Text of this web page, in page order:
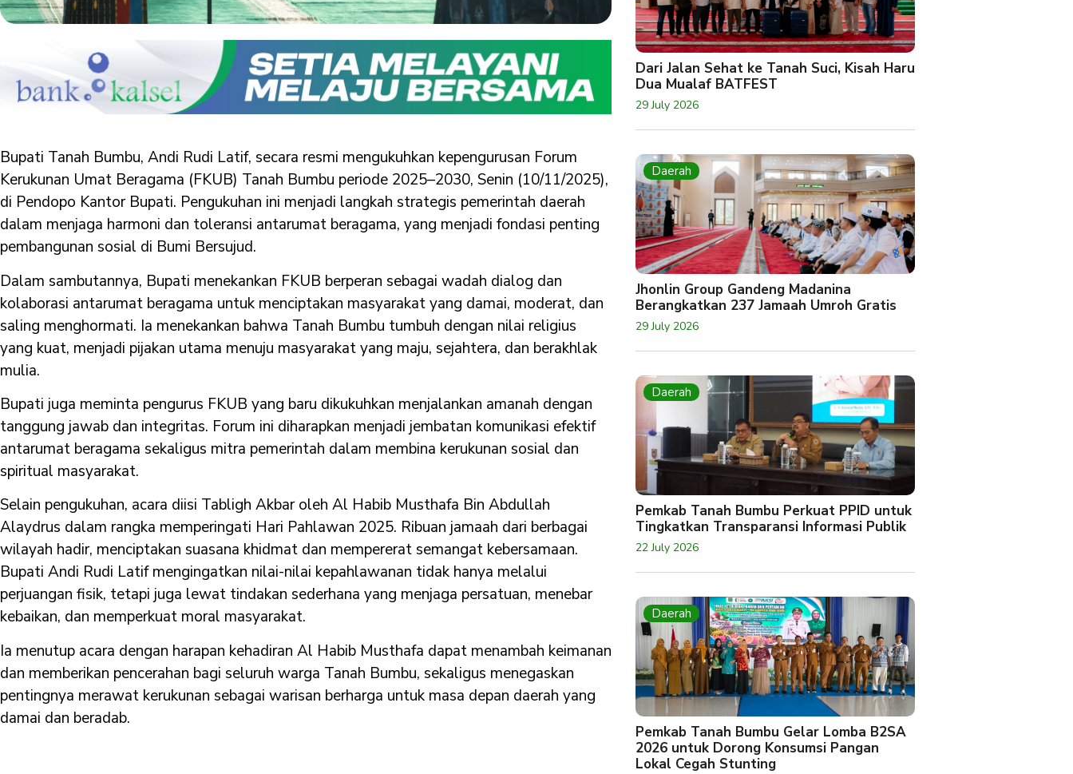
Bupati Tanah Bumbu, Andi Rudi Latif, secara resmi mengukuhkan kepengurusan Forum
Kerukunan Umat Beragama (FKUB) Tanah Bumbu periode 2025–2030, Senin (10/11/2025),
di Pendopo Kantor Bupati. Pengukuhan ini menjadi langkah strategis pemerintah daerah
dalam menjaga harmoni dan toleransi antarumat beragama, yang menjadi fondasi penting
pembangunan sosial di Bumi Bersujud.
Dalam sambutannya, Bupati menekankan FKUB berperan sebagai wadah dialog dan
kolaborasi antarumat beragama untuk menciptakan masyarakat yang damai, moderat, dan
saling menghormati. Ia menekankan bahwa Tanah Bumbu tumbuh dengan nilai religius
yang kuat, menjadi pijakan utama menuju masyarakat yang maju, sejahtera, dan berakhlak
mulia.
Bupati juga meminta pengurus FKUB yang baru dikukuhkan menjalankan amanah dengan
tanggung jawab dan integritas. Forum ini diharapkan menjadi jembatan komunikasi efektif
antarumat beragama sekaligus mitra pemerintah dalam membina kerukunan sosial dan
spiritual masyarakat.
Selain pengukuhan, acara diisi Tabligh Akbar oleh Al Habib Musthafa Bin Abdullah
Alaydrus dalam rangka memperingati Hari Pahlawan 2025. Ribuan jamaah dari berbagai
wilayah hadir, menciptakan suasana khidmat dan mempererat semangat kebersamaan.
Bupati Andi Rudi Latif mengingatkan nilai-nilai kepahlawanan tidak hanya melalui
perjuangan fisik, tetapi juga lewat tindakan sederhana yang menjaga persatuan, menebar
kebaikan, dan memperkuat moral masyarakat.
Ia menutup acara dengan harapan kehadiran Al Habib Musthafa dapat menambah keimanan
dan memberikan pencerahan bagi seluruh warga Tanah Bumbu, sekaligus menegaskan
pentingnya merawat kerukunan sebagai warisan berharga untuk masa depan daerah yang
damai dan beradab.
Dari Jalan Sehat ke Tanah Suci, Kisah Haru
Dua Mualaf BATFEST
29 July 2026
Daerah
Jhonlin Group Gandeng Madanina
Berangkatkan 237 Jamaah Umroh Gratis
29 July 2026
Daerah
Pemkab Tanah Bumbu Perkuat PPID untuk
Tingkatkan Transparansi Informasi Publik
22 July 2026
Daerah
Pemkab Tanah Bumbu Gelar Lomba B2SA
2026 untuk Dorong Konsumsi Pangan
Lokal Cegah Stunting